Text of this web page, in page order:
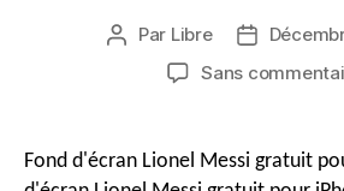
Auteur
message
Par Libre
Date
Sans
Fond d'écran Lionel Messi gratuit